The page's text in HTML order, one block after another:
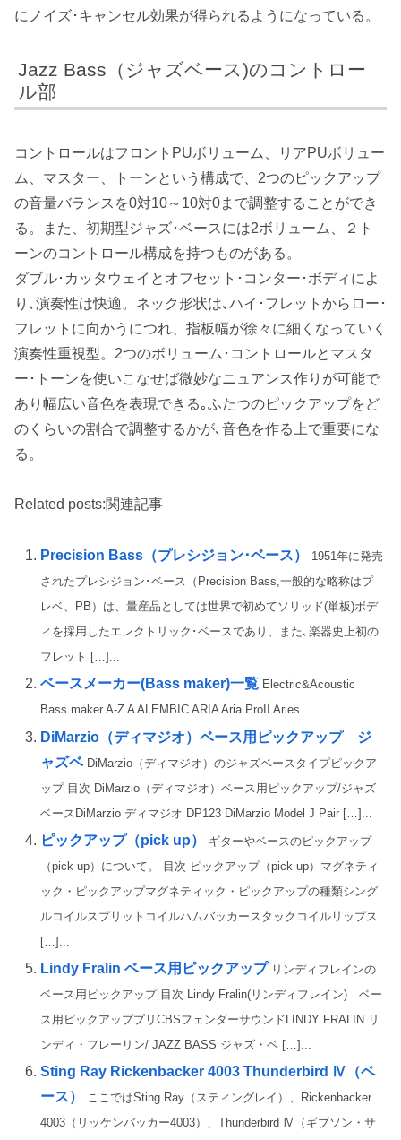
にノイズ･キャンセル効果が得られるようになっている。
Jazz Bass（ジャズベース)のコントロー
ル部
コントロールはフロントPUボリューム、リアPUボリュー
ム、マスター、トーンという構成で、2つのピックアップ
の音量バランスを0対10～10対0まで調整することができ
る。また、初期型ジャズ･ベースには2ボリューム、２ト
ーンのコントロール構成を持つものがある。
ダブル･カッタウェイとオフセット･コンター･ボディによ
り､演奏性は快適。ネック形状は､ハイ･フレットからロー･
フレットに向かうにつれ、指板幅が徐々に細くなっていく
演奏性重視型。2つのボリューム･コントロールとマスタ
ー･トーンを使いこなせば微妙なニュアンス作りが可能で
あり幅広い音色を表現できる｡ふたつのピックアップをど
のくらいの割合で調整するかが､音色を作る上で重要にな
る。
Related posts:関連記事
Precision Bass（プレシジョン･ベース）
1951年に発売
されたプレシジョン･ベース（Precision Bass,一般的な略称はプ
レベ、PB）は、量産品としては世界で初めてソリッド(単板)ボデ
ィを採用したエレクトリック･ベースであり、また､楽器史上初の
フレット […]...
ベースメーカー(Bass maker)一覧 Electric&Acoustic
Bass maker A-Z A ALEMBIC ARIA Aria ProII Aries...
DiMarzio（ディマジオ）ベース用ピックアップ ジ
ャズベ DiMarzio（ディマジオ）のジャズベースタイプピックア
ップ 目次 DiMarzio（ディマジオ）ベース用ピックアップ/ジャズ
ベースDiMarzio ディマジオ DP123 DiMarzio Model J Pair […]...
ピックアップ（pick up）
ギターやベースのピックアップ
（pick up）について。 目次 ピックアップ（pick up）マグネティ
ック・ピックアップマグネティック・ピックアップの種類シング
ルコイルスプリットコイルハムバッカースタックコイルリップス
[…]...
Lindy Fralin ベース用ピックアップ リンディフレインの
ベース用ピックアップ 目次 Lindy Fralin(リンディフレイン) ベー
ス用ピックアッププリCBSフェンダーサウンドLINDY FRALIN リ
ンディ・フレーリン/ JAZZ BASS ジャズ・ベ […]...
Sting Ray Rickenbacker 4003 Thunderbird Ⅳ（ベ
ース）
ここではSting Ray（スティングレイ）、Rickenbacker
4003（リッケンバッカー4003）、Thunderbird Ⅳ（ギブソン・サ